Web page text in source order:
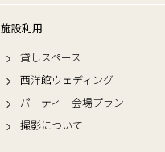
施設利用
貸しスペース
西洋館ウェディング
パーティー会場プラン
撮影について